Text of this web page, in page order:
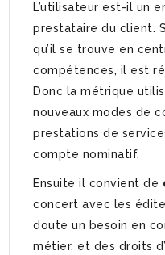
L’utilisateur est-il un
prestataire du client.
qu’il se trouve en
compétences, il est
Donc la métrique
nouveaux modes de
prestations de
compte nominatif.
Ensuite il convient de
concert avec les
doute un besoin en
métier, et des droits